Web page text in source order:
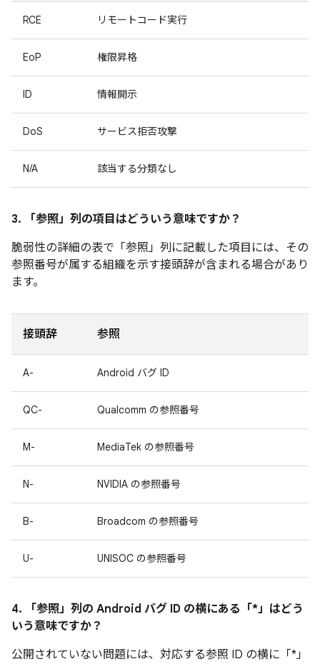
RCE リモートコード実行
EoP 権限昇格
ID 情報開示
DoS サービス拒否攻撃
N/A 該当する分類なし
3. 「参照」 列の項目はどういう意味ですか？
脆弱性の詳細の表で「参照」 列に記載した項目には、その
参照番号が属する組織を示す接頭辞が含まれる場合があり
ます。
接頭辞 参照
A- Android バグ ID
QC- Qualcomm の参照番号
M- MediaTek の参照番号
N- NVIDIA の参照番号
B- Broadcom の参照番号
U- UNISOC の参照番号
4. 「参照」 列の Android バグ ID の横にある「*」はどう
いう意味ですか？
公開されていない問題には、対応する参照 ID の横に「*」